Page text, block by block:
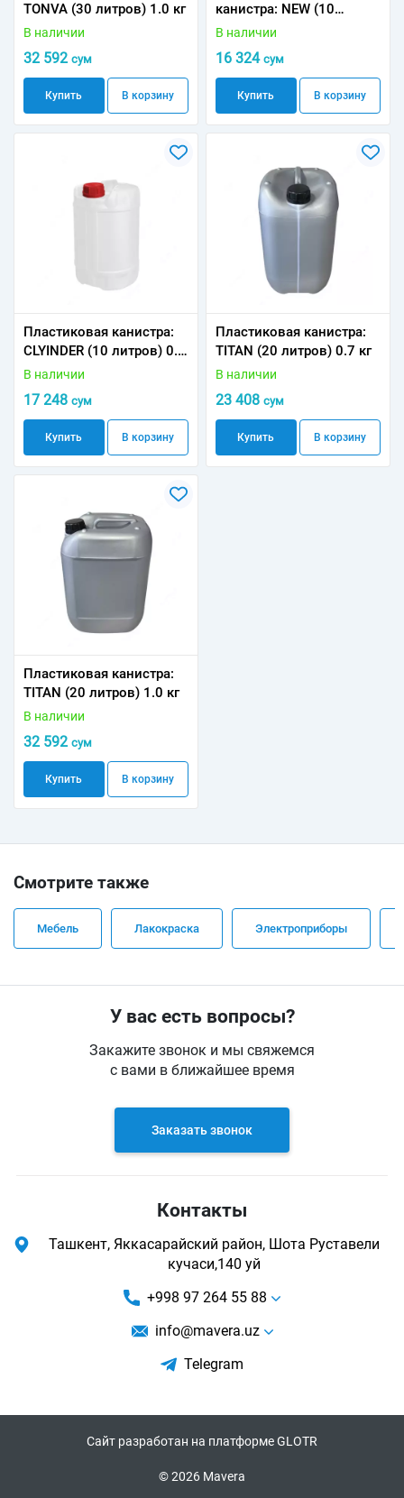
TONVA (30 литров) 1.0 кг
В наличии
32 592 сум
Купить В корзину
канистра: NEW (10
литров) 0.5 кг
В наличии
16 324 сум
Купить В корзину
Пластиковая канистра:
CLYINDER (10 литров) 0.5
кг
В наличии
17 248 сум
Купить В корзину
Пластиковая канистра:
TITAN (20 литров) 0.7 кг
В наличии
23 408 сум
Купить В корзину
Пластиковая канистра:
TITAN (20 литров) 1.0 кг
В наличии
32 592 сум
Купить В корзину
Смотрите также
Мебель Лакокраска Электроприборы
У вас есть вопросы?
Закажите звонок и мы свяжемся
с вами в ближайшее время
Заказать звонок
Контакты
Ташкент, Яккасарайский район, Шота Руставели
кучаси,140 уй
+998 97 264 55 88
info@mavera.uz
Telegram
Сайт разработан на платформе GLOTR
© 2026 Mavera